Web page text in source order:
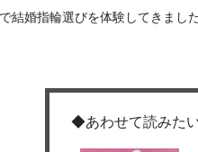
結婚指輪選びを体験してきまし
◆あわせて読みた